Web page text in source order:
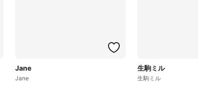
Jane
Jane
生駒ミル
生駒ミル